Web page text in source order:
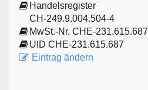
Handelsregister
CH-249.9.004.504-4
MwSt.-Nr. CHE-231.615.687
UID CHE-231.615.687
Eintrag ändern